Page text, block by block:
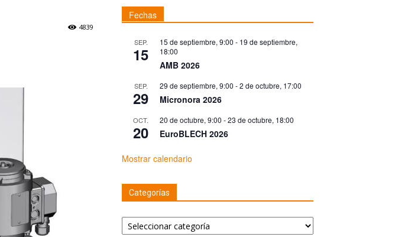
4839
Fechas
SEP.
15
15 de septiembre, 9:00 - 19 de septiembre,
18:00
AMB 2026
SEP.
29
29 de septiembre, 9:00 -2 de octubre, 17:00
Micronora 2026
OCT.
20
20 de octubre, 9:00 -23 de octubre, 18:00
EuroBLECH 2026
Mostrar calendario
Categorías
Categorías